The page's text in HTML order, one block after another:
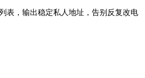
表，输出稳定私人地址，告别反复改电